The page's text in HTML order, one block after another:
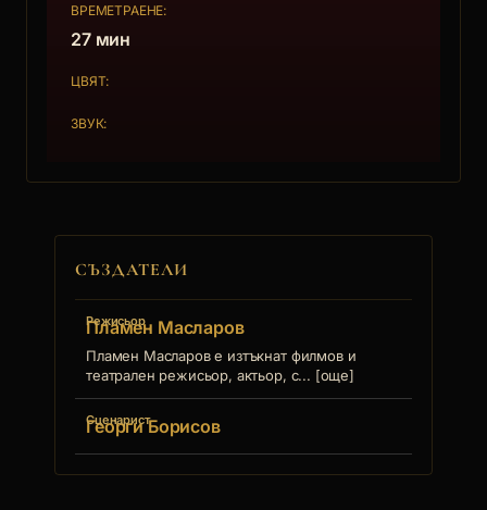
от погледа му. Дядото тръгва след
видението...
НАГРАДА НА НАЦИОНАЛНИЯ ЦЕНТЪР ЗА
КНИГАТА ПРИ МИНИСТЕРСТВОТО НА
ВРЕМЕТРАЕНЕ:
27 мин
ЦВЯТ:
ЗВУК:
СЪЗДАТЕЛИ
Режисьор
Пламен Масларов
Пламен Масларов е изтъкнат филмов и
театрален режисьор, актьор, с... [още]
Сценарист
Георги Борисов